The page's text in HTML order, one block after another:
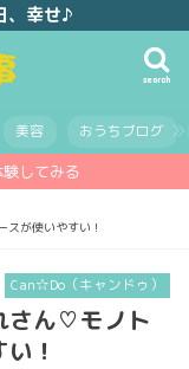
、幸せ♪
search
美容 おうちブログ
してみる
が使いやすい！
Can☆Do（キャンドゥ）
さん♡モノト
！